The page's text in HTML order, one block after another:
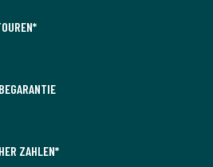
ZAHLEN*